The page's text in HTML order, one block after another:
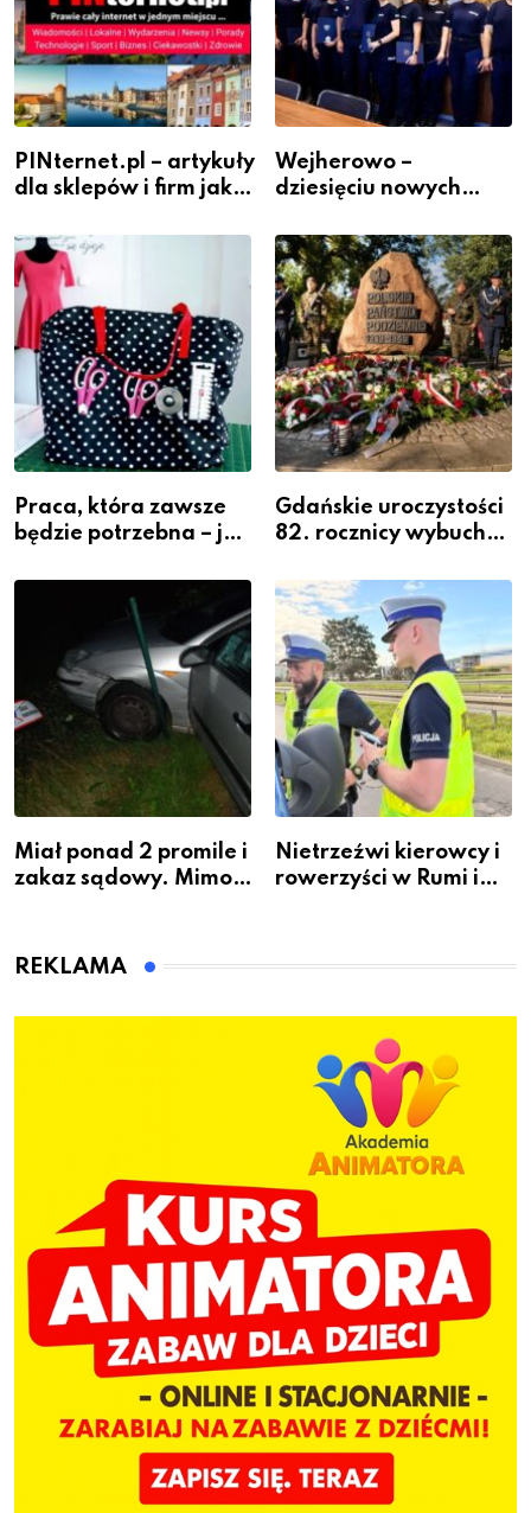
PINternet.pl – artykuły
dla sklepów i firm jako
widoczność
Wejherowo –
dziesięciu nowych
szeregach Komendy
Powiatowej
Praca, która zawsze
będzie potrzebna – jak
zawodem przyszłości i
gdzie się go nauczyć?
Gdańskie uroczystości
82. rocznicy wybuchu
Warszawskiego
Miał ponad 2 promile i
zakaz sądowy. Mimo
Bolszewie i uderzył w
Nietrzeźwi kierowcy i
rowerzyści w Rumi i
REKLAMA